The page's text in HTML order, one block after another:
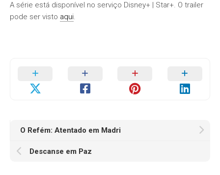
A série está disponível no serviço Disney+ | Star+. O trailer
pode ser visto aqui.
O Refém: Atentado em Madri
Descanse em Paz